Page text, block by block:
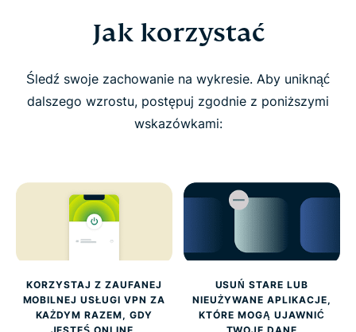
Jak korzystać
Śledź swoje zachowanie na wykresie. Aby uniknąć
dalszego wzrostu, postępuj zgodnie z poniższymi
wskazówkami:
KORZYSTAJ Z ZAUFANEJ
MOBILNEJ USŁUGI VPN ZA
KAŻDYM RAZEM, GDY
USUŃ STARE LUB
NIEUŻYWANE APLIKACJE,
KTÓRE MOGĄ UJAWNIĆ